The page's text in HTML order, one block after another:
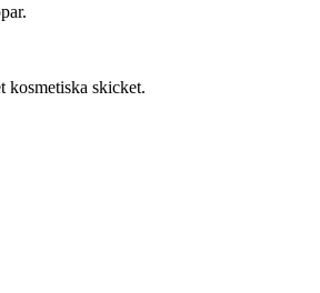
kosmetiska skicket.